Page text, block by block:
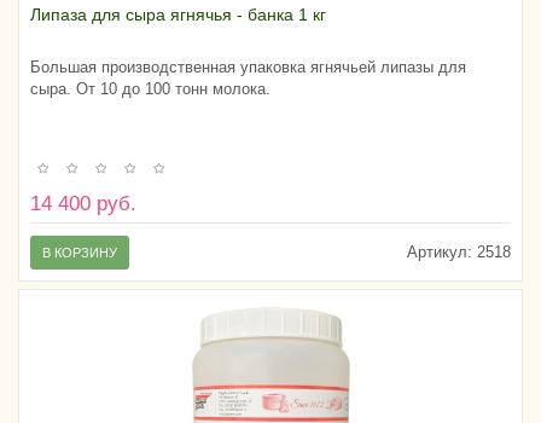
Липаза для сыра ягнячья - банка 1 кг
Большая производственная упаковка ягнячьей липазы для
сыра. От 10 до 100 тонн молока.
14 400 руб.
Артикул: 2518
В КОРЗИНУ